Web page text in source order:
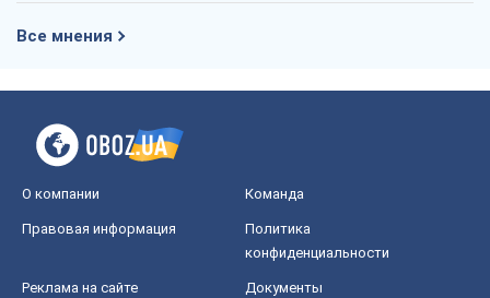
Все мнения
О компании Команда
Правовая информация
Политика
конфиденциальности
Реклама на сайте Документы